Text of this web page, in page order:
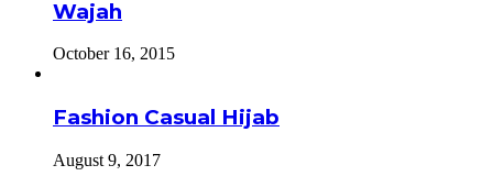
Wajah
October 16, 2015
Fashion Casual Hijab
August 9, 2017